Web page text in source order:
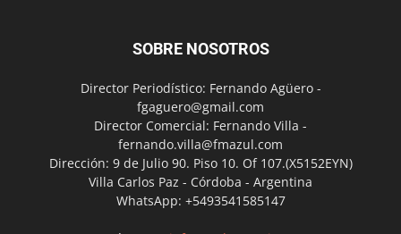
SOBRE NOSOTROS
Director Periodístico: Fernando Agüero -
fgaguero@gmail.com
Director Comercial: Fernando Villa -
fernando.villa@fmazul.com
Dirección: 9 de Julio 90. Piso 10. Of 107.(X5152EYN)
Villa Carlos Paz - Córdoba - Argentina
WhatsApp: +5493541585147